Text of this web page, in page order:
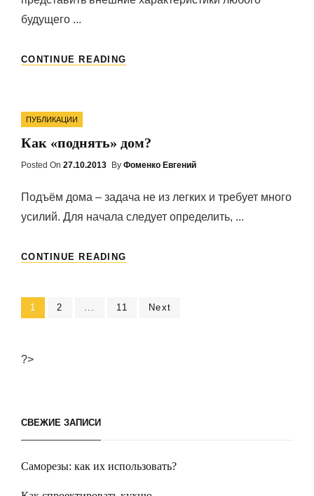
будущего ...
CONTINUE READING
Categories
ПУБЛИКАЦИИ
Как «поднять» дом?
Posted On Posted
27.10.2013 By Фоменко Евгений
Подъём дома – задача не из легких и требует много
усилий. Для начала следует определить, ...
CONTINUE READING
Навигация
записям
Page
1 Page
2 Page
11 Next
?>
СВЕЖИЕ ЗАПИСИ
Саморезы: как их использовать?